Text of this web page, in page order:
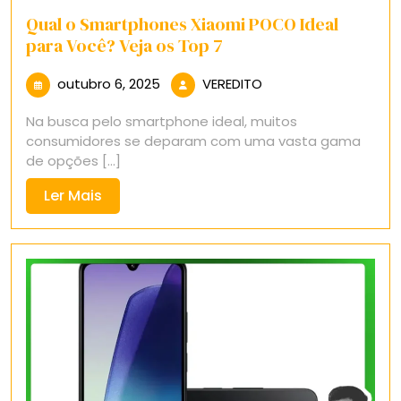
Qual o Smartphones Xiaomi POCO Ideal
para Você? Veja os Top 7
outubro 6, 2025 outubro
2025
VEREDITO
Na busca pelo smartphone ideal, muitos
consumidores se deparam com uma vasta gama
de opções [...]
Ler Mais
Mais